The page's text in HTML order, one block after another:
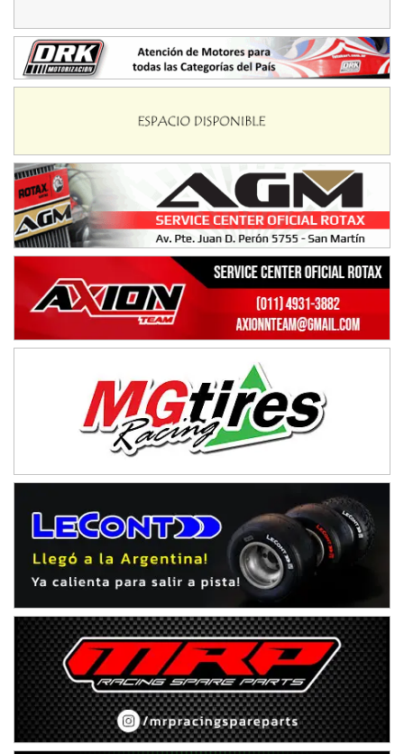
NORESTE SANTAFESINO - F6
Ciudad de Avellaneda (Asfalto)
Avellaneda (Santa Fe)
José Samuel Sánchez (Tierra)
TUCUMANO - F5
Juan Navarro (Asfalto)
El Timbó (Tucumán)